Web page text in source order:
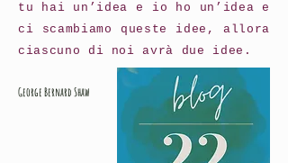
tu hai un’idea e io ho un’idea e
ci scambiamo queste idee, allora
ciascuno di noi avrà due idee.
George Bernard Shaw